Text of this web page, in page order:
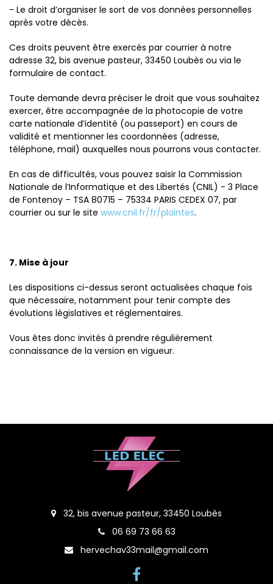
- Le droit d’organiser le sort de vos données personnelles
après votre décès.
Ces droits peuvent être exercés par courrier à notre
adresse 32, bis avenue pasteur, 33450 Loubès ou via le
formulaire de contact.
Toute demande devra préciser le droit que vous souhaitez
exercer, être accompagnée de la photocopie de votre
carte nationale d’identité (ou passeport) en cours de
validité et mentionner les coordonnées (adresse,
téléphone, mail) auxquelles nous pourrons vous contacter.
En cas de difficultés, vous pouvez saisir la Commission
Nationale de l’Informatique et des Libertés (CNIL) - 3 Place
de Fontenoy – TSA 80715 – 75334 PARIS CEDEX 07, par
courrier ou sur le site www.cnil.fr/fr/plaintes.
7. Mise à jour
Les dispositions ci-dessus seront actualisées chaque fois
que nécessaire, notamment pour tenir compte des
évolutions législatives et réglementaires.
Vous êtes donc invités à prendre régulièrement
connaissance de la version en vigueur.
32, bis avenue pasteur, 33450 Loubès
06 69 73 66 63
hervechav33mail@gmail.com